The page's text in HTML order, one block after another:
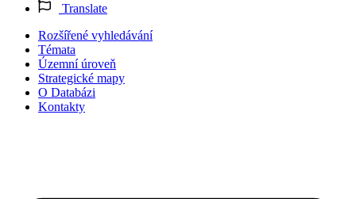
Translate
Rozšířené vyhledávání
Témata
Územní úroveň
Strategické mapy
O Databázi
Kontakty